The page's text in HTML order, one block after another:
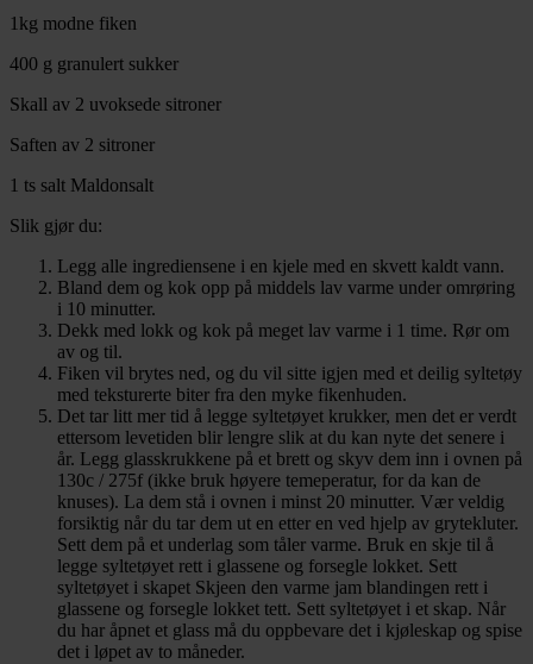
1kg modne fiken
400 g granulert sukker
Skall av 2 uvoksede sitroner
Saften av 2 sitroner
1 ts salt Maldonsalt
Slik gjør du:
Legg alle ingrediensene i en kjele med en skvett kaldt vann.
Bland dem og kok opp på middels lav varme under omrøring
i 10 minutter.
Dekk med lokk og kok på meget lav varme i 1 time. Rør om
av og til.
Fiken vil brytes ned, og du vil sitte igjen med et deilig syltetøy
med teksturerte biter fra den myke fikenhuden.
Det tar litt mer tid å legge syltetøyet krukker, men det er verdt
ettersom levetiden blir lengre slik at du kan nyte det senere i
år. Legg glasskrukkene på et brett og skyv dem inn i ovnen på
130c / 275f (ikke bruk høyere temeperatur, for da kan de
knuses). La dem stå i ovnen i minst 20 minutter. Vær veldig
forsiktig når du tar dem ut en etter en ved hjelp av grytekluter.
Sett dem på et underlag som tåler varme. Bruk en skje til å
legge syltetøyet rett i glassene og forsegle lokket. Sett
syltetøyet i skapet Skjeen den varme jam blandingen rett i
glassene og forsegle lokket tett. Sett syltetøyet i et skap. Når
du har åpnet et glass må du oppbevare det i kjøleskap og spise
det i løpet av to måneder.